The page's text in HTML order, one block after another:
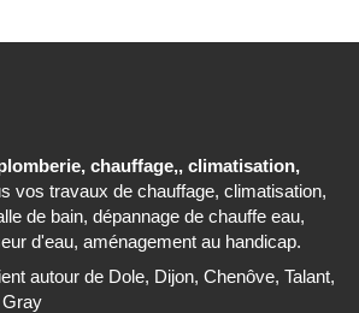
chauffage,, climatisation,
vos travaux de chauffage, climatisation,
de bain, dépannage de chauffe eau,
d'eau, aménagement au handicap.
autour de Dole, Dijon, Chenôve, Talant,